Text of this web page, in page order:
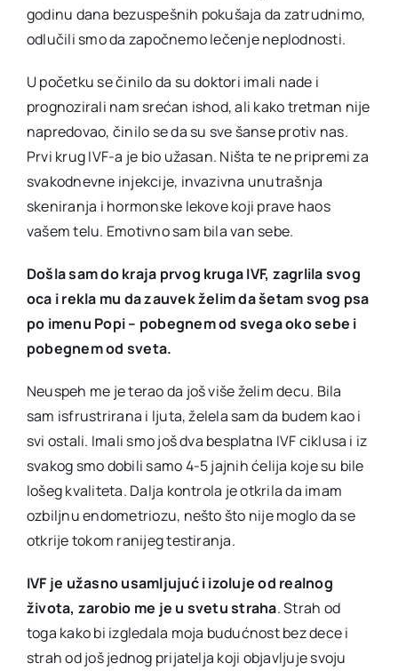
godinu dana bezuspešnih pokušaja da zatrudnimo,
odlučili smo da započnemo lečenje neplodnosti.
U početku se činilo da su doktori imali nade i
prognozirali nam srećan ishod, ali kako tretman nije
napredovao, činilo se da su sve šanse protiv nas.
Prvi krug IVF-a je bio užasan. Ništa te ne pripremi za
svakodnevne injekcije, invazivna unutrašnja
skeniranja i hormonske lekove koji prave haos
vašem telu. Emotivno sam bila van sebe.
Došla sam do kraja prvog kruga IVF, zagrlila svog
oca i rekla mu da zauvek želim da šetam svog psa
po imenu Popi – pobegnem od svega oko sebe i
pobegnem od sveta.
Neuspeh me je terao da još više želim decu. Bila
sam isfrustrirana i ljuta, želela sam da budem kao i
svi ostali. Imali smo još dva besplatna IVF ciklusa i iz
svakog smo dobili samo 4-5 jajnih ćelija koje su bile
lošeg kvaliteta. Dalja kontrola je otkrila da imam
ozbiljnu endometriozu, nešto što nije moglo da se
otkrije tokom ranijeg testiranja.
IVF je užasno usamljujuć i izoluje od realnog
života, zarobio me je u svetu straha. Strah od
toga kako bi izgledala moja budućnost bez dece i
strah od još jednog prijatelja koji objavljuje svoju